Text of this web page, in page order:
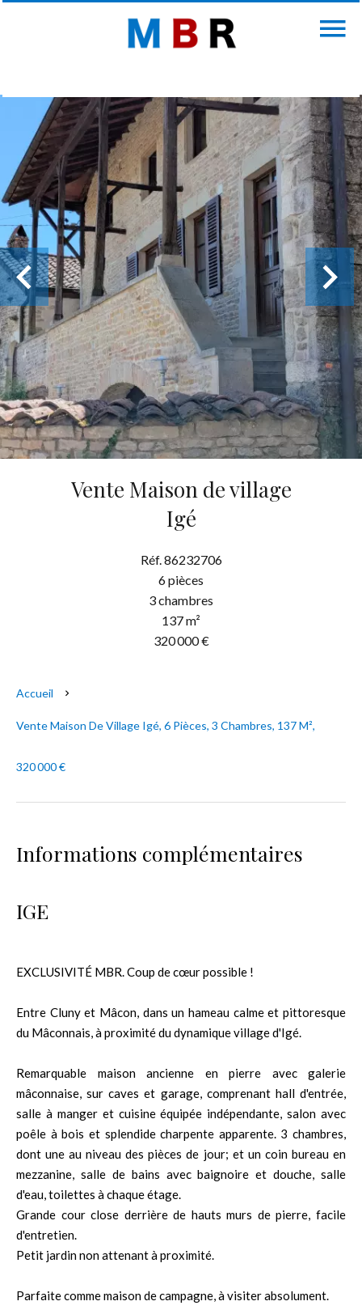
Vente Maison de village
Igé
Réf. 86232706
6 pièces
3 chambres
137 m²
320 000 €
Accueil
Vente Maison De Village Igé, 6 Pièces, 3 Chambres, 137 M²,
320 000 €
Informations complémentaires
IGE
EXCLUSIVITÉ MBR. Coup de cœur possible !
Entre Cluny et Mâcon, dans un hameau calme et pittoresque
du Mâconnais, à proximité du dynamique village d'Igé.
Remarquable maison ancienne en pierre avec galerie
mâconnaise, sur caves et garage, comprenant hall d'entrée,
salle à manger et cuisine équipée indépendante, salon avec
poêle à bois et splendide charpente apparente. 3 chambres,
dont une au niveau des pièces de jour; et un coin bureau en
mezzanine, salle de bains avec baignoire et douche, salle
d'eau, toilettes à chaque étage.
Grande cour close derrière de hauts murs de pierre, facile
d'entretien.
Petit jardin non attenant à proximité.
Parfaite comme maison de campagne, à visiter absolument.